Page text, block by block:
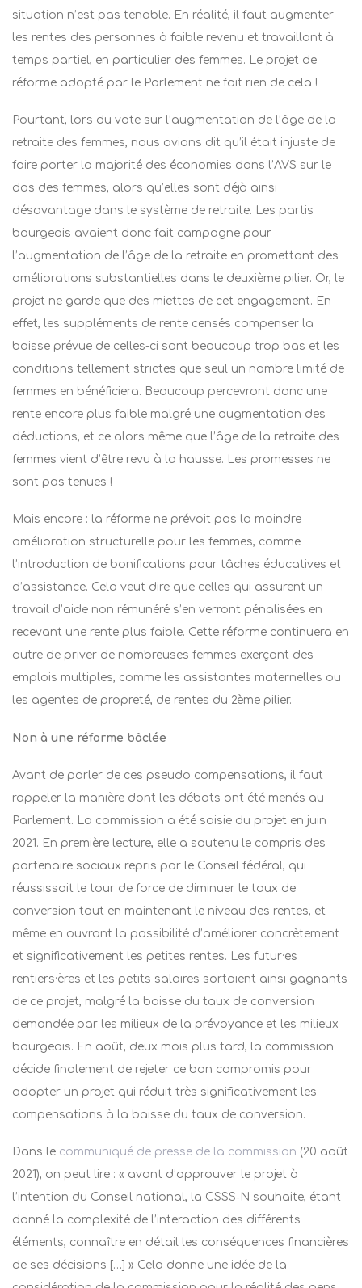
situation n’est pas tenable. En réalité, il faut augmenter
les rentes des personnes à faible revenu et travaillant à
temps partiel, en particulier des femmes. Le projet de
réforme adopté par le Parlement ne fait rien de cela !
Pourtant, lors du vote sur l’augmentation de l’âge de la
retraite des femmes, nous avions dit qu’il était injuste de
faire porter la majorité des économies dans l’AVS sur le
dos des femmes, alors qu’elles sont déjà ainsi
désavantage dans le système de retraite. Les partis
bourgeois avaient donc fait campagne pour
l’augmentation de l’âge de la retraite en promettant des
améliorations substantielles dans le deuxième pilier. Or, le
projet ne garde que des miettes de cet engagement. En
effet, les suppléments de rente censés compenser la
baisse prévue de celles-ci sont beaucoup trop bas et les
conditions tellement strictes que seul un nombre limité de
femmes en bénéficiera. Beaucoup percevront donc une
rente encore plus faible malgré une augmentation des
déductions, et ce alors même que l’âge de la retraite des
femmes vient d’être revu à la hausse. Les promesses ne
sont pas tenues !
Mais encore : la réforme ne prévoit pas la moindre
amélioration structurelle pour les femmes, comme
l’introduction de bonifications pour tâches éducatives et
d’assistance. Cela veut dire que celles qui assurent un
travail d’aide non rémunéré s’en verront pénalisées en
recevant une rente plus faible. Cette réforme continuera en
outre de priver de nombreuses femmes exerçant des
emplois multiples, comme les assistantes maternelles ou
les agentes de propreté, de rentes du 2ème pilier.
Non à une réforme bâclée
Avant de parler de ces pseudo compensations, il faut
rappeler la manière dont les débats ont été menés au
Parlement. La commission a été saisie du projet en juin
2021. En première lecture, elle a soutenu le compris des
partenaire sociaux repris par le Conseil fédéral, qui
réussissait le tour de force de diminuer le taux de
conversion tout en maintenant le niveau des rentes, et
même en ouvrant la possibilité d’améliorer concrètement
et significativement les petites rentes. Les futur·es
rentiers·ères et les petits salaires sortaient ainsi gagnants
de ce projet, malgré la baisse du taux de conversion
demandée par les milieux de la prévoyance et les milieux
bourgeois. En août, deux mois plus tard, la commission
décide finalement de rejeter ce bon compromis pour
adopter un projet qui réduit très significativement les
compensations à la baisse du taux de conversion.
Dans le communiqué de presse de la commission (20 août
2021), on peut lire : « avant d’approuver le projet à
l’intention du Conseil national, la CSSS‑N souhaite, étant
donné la complexité de l’interaction des différents
éléments, connaître en détail les conséquences financières
de ses décisions […] » Cela donne une idée de la